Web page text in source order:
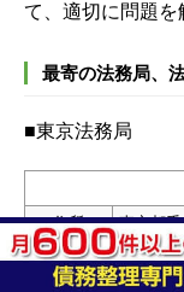
て、適切に問題を
最寄の法務局、
■東京法務局
住所
東京都
電話
03-5213-